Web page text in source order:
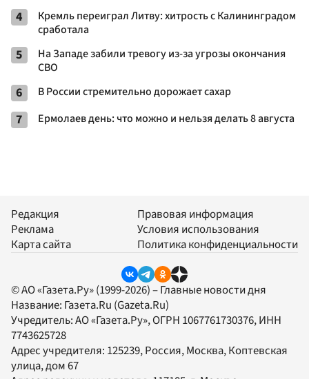
4
Кремль переиграл Литву: хитрость с Калининградом
сработала
5
На Западе забили тревогу из-за угрозы окончания
СВО
6 В России стремительно дорожает сахар
7 Ермолаев день: что можно и нельзя делать 8 августа
Редакция
Реклама
Карта сайта
Правовая информация
Условия использования
Политика конфиденциальности
© АО «Газета.Ру» (1999-2026) – Главные новости дня
Название: Газета.Ru (Gazeta.Ru)
Учредитель:АО «Газета.Ру», ОГРН 1067761730376, ИНН
7743625728
Адрес учредителя: 125239, Россия, Москва, Коптевская
улица, дом 67